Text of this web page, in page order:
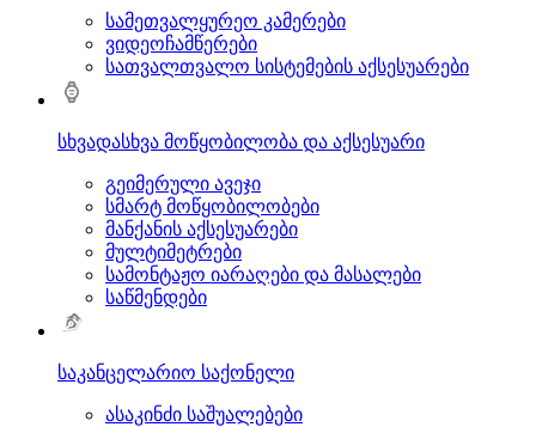
სამეთვალყურეო კამერები
ვიდეოჩამწერები
სათვალთვალო სისტემების აქსესუარები
სხვადასხვა მოწყობილობა და აქსესუარი
გეიმერული ავეჯი
სმარტ მოწყობილობები
მანქანის აქსესუარები
მულტიმეტრები
სამონტაჟო იარაღები და მასალები
საწმენდები
საკანცელარიო საქონელი
ასაკინძი საშუალებები